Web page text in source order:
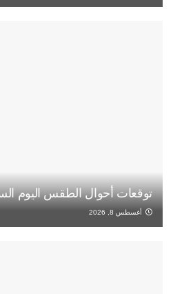
توقعات أحوال الطقس اليوم
أغسطس 8, 2026